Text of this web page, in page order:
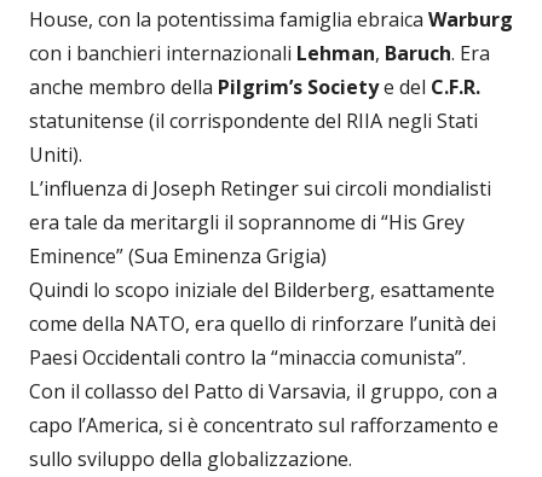
House, con la potentissima famiglia ebraica Warburg
con i banchieri internazionali Lehman, Baruch. Era
anche membro della Pilgrim’s Societye del C.F.R.
statunitense (il corrispondente del RIIA negli Stati
Uniti).
L’influenza di Joseph Retinger sui circoli mondialisti
era tale da meritargli il soprannome di “His Grey
Eminence” (Sua Eminenza Grigia)
Quindi lo scopo iniziale del Bilderberg, esattamente
come della NATO, era quello di rinforzare l’unità dei
Paesi Occidentali contro la “minaccia comunista”.
Con il collasso del Patto di Varsavia, il gruppo, con a
capo l’America, si è concentrato sul rafforzamento e
sullo sviluppo della globalizzazione.